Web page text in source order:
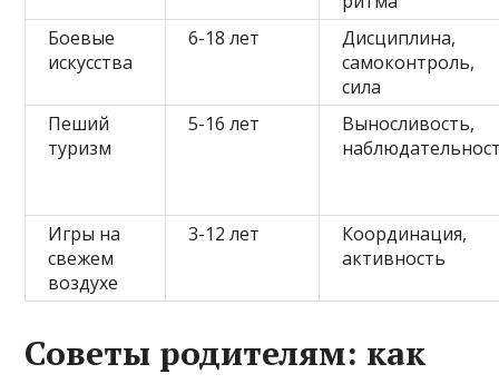
Боевые
искусства
6-18 лет
Дисциплина,
самоконтроль,
сила
Пеший
туризм
5-16 лет
Выносливость,
Игры на
свежем
воздухе
3-12 лет
Координация,
активность
Советы родителям: как